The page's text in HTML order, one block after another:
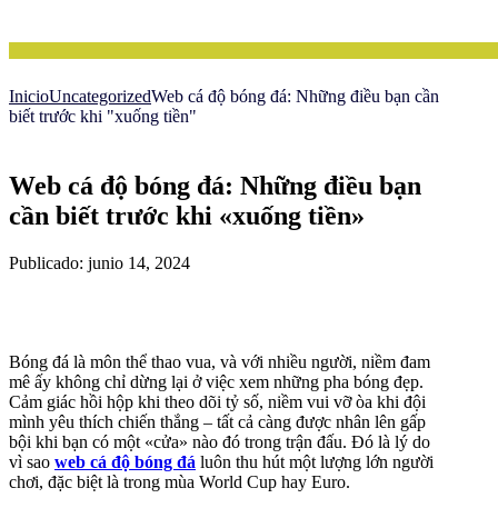
InicioUncategorizedWeb cá độ bóng đá: Những điều bạn cần
biết trước khi "xuống tiền"
Web cá độ bóng đá: Những điều bạn
cần biết trước khi «xuống tiền»
Publicado: junio 14, 2024
Bóng đá là môn thể thao vua, và với nhiều người, niềm đam
mê ấy không chỉ dừng lại ở việc xem những pha bóng đẹp.
Cảm giác hồi hộp khi theo dõi tỷ số, niềm vui vỡ òa khi đội
mình yêu thích chiến thắng – tất cả càng được nhân lên gấp
bội khi bạn có một «cửa» nào đó trong trận đấu. Đó là lý do
vì sao web cá độ bóng đá luôn thu hút một lượng lớn người
chơi, đặc biệt là trong mùa World Cup hay Euro.